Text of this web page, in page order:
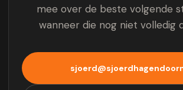
mee over de beste volgende
wanneer die nog niet volledig